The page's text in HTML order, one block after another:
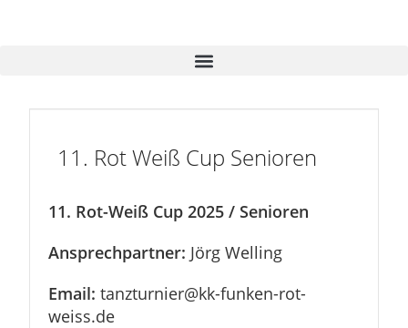
11. Rot Weiß Cup Senioren
11. Rot-Weiß Cup 2025 / Senioren
Ansprechpartner: Jörg Welling
Email: tanzturnier@kk-funken-rot-
weiss.de